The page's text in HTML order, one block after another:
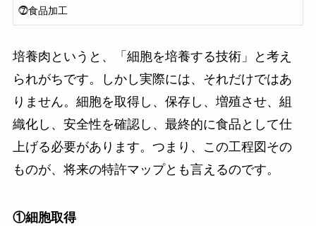
⓻食品加工
培養肉というと、「細胞を培養する技術」と考え
られがちです。しかし実際には、それだけではあ
りません。細胞を取得し、保存し、増殖させ、組
織化し、安全性を確認し、最終的に食品として仕
上げる必要があります。つまり、この工程図その
ものが、将来の特許マップとも言えるのです。
①細胞取得